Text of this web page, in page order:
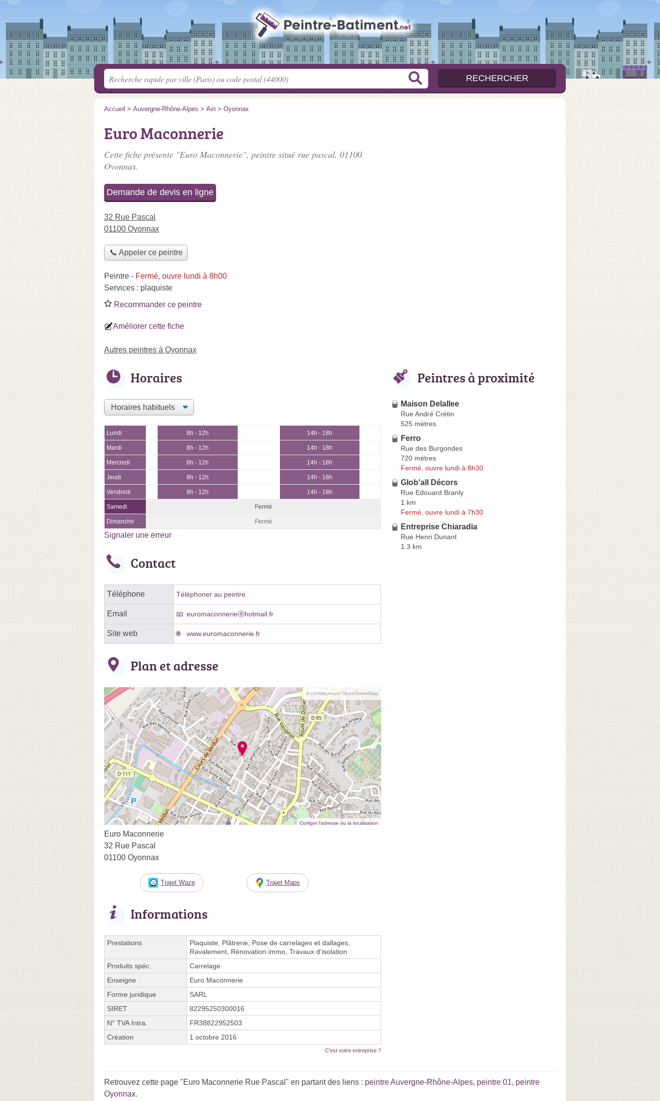
Accueil > Auvergne-Rhône-Alpes > Ain > Oyonnax
Euro Maconnerie
Cette fiche présente "Euro Maconnerie", peintre situé rue pascal, 01100
Oyonnax.
Demande de devis en ligne
32 Rue Pascal
01100 Oyonnax
📞 Appeler ce peintre
Peintre - Fermé, ouvre lundi à 8h00
Services : plaquiste
Recommander ce peintre
Améliorer cette fiche
Autres peintres à Oyonnax
Horaires
Lundi 8h - 12h 14h - 18h
Mardi 8h - 12h 14h - 18h
Mercredi 8h - 12h 14h - 18h
Jeudi 8h - 12h 14h - 18h
Vendredi 8h - 12h 14h - 18h
Samedi Fermé
Dimanche Fermé
Signaler une erreur
Contact
Téléphone Téléphoner au peintre
Email euromaconnerieⓐhotmail.fr
Site web www.euromaconnerie.fr
Plan et adresse
© contributeurs OpenStreetMap
Corriger l’adresse ou la localisation
Euro Maconnerie
32 Rue Pascal
01100 Oyonnax
Trajet Waze Trajet Maps
Informations
Prestations
Plaquiste, Plâtrerie, Pose de carrelages et dallages,
Ravalement, Rénovation immo, Travaux d'isolation
Produits spéc.
Carrelage
Enseigne
Euro Maconnerie
Forme juridique
SARL
SIRET
82295250300016
N° TVA Intra.
FR38822952503
Création
1 octobre 2016
C'est votre entreprise ?
Peintres à proximité
Maison Delallee
Rue André Crétin
525 mètres
Ferro
Rue des Burgondes
720 mètres
Fermé, ouvre lundi à 8h30
Glob'all Décors
Rue Edouard Branly
1 km
Fermé, ouvre lundi à 7h30
Entreprise Chiaradia
Rue Henri Dunant
1.3 km
Retrouvez cette page "Euro Maconnerie Rue Pascal" en partant des liens : peintre Auvergne-Rhône-Alpes, peintre 01, peintre
Oyonnax.